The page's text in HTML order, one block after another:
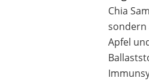
Chia
sondern
Apfel